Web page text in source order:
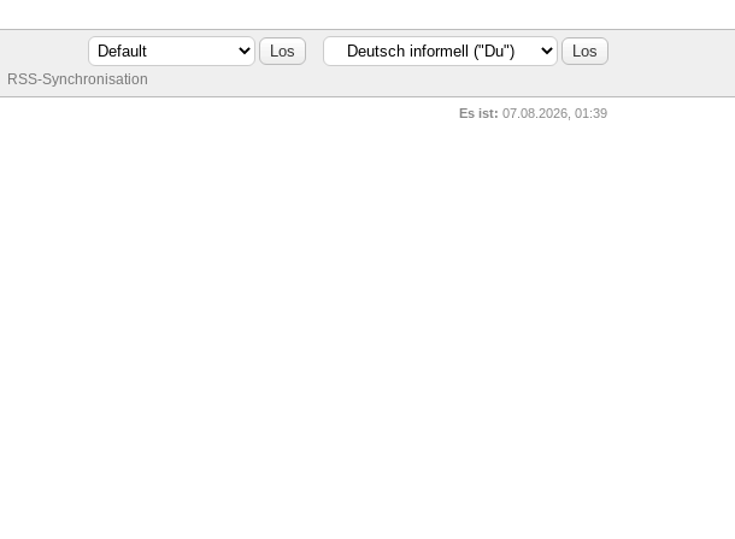
RSS-Synchronisation
Es ist: 07.08.2026, 01:39